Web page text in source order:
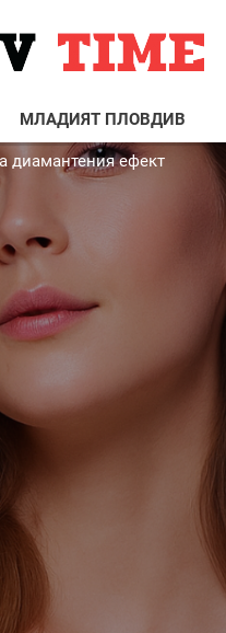
МЛАДИЯТ ПЛОВДИВ
диамантения ефект